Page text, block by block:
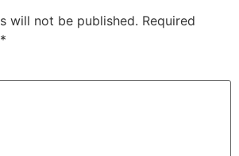
will not be published. Required
*